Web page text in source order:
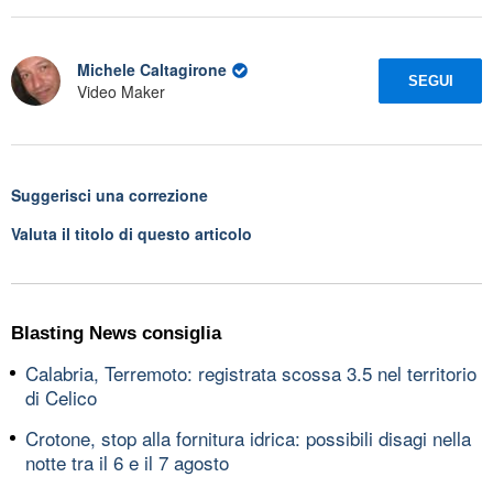
Michele Caltagirone
Video Maker
SEGUI
Suggerisci una correzione
Valuta il titolo di questo articolo
Blasting News consiglia
Calabria, Terremoto: registrata scossa 3.5 nel territorio
di Celico
Crotone, stop alla fornitura idrica: possibili disagi nella
notte tra il 6 e il 7 agosto